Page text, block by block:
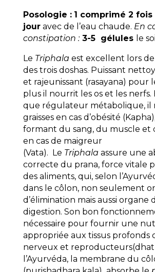
Posologie : 1 comprimé 2 fois
jouravec de l’eau chaude. En
constipation :3-5 gélules le
Le Triphala est excellent lors
des trois doshas. Puissant
et rajeunissant (rasayana) pour
plus il nourrit les os et les nerfs.
que régulateur métabolique, il
graisses en cas d’obésité
formant du sang, du muscle et
en cas de maigreur
(Vata). Le Triphala assure une
correcte du prana, force vitale
des aliments, qui, selon
dans le côlon, non seulement
d’élimination mais aussi organe
digestion. Son bon
nécessaire pour fournir une
appropriée aux tissus profonds
nerveux et
l’Ayurvéda, la membrane du